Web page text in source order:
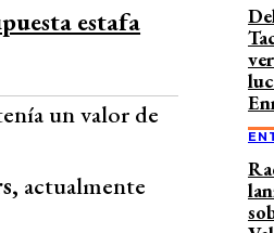
estafa
un valor de
actualmente